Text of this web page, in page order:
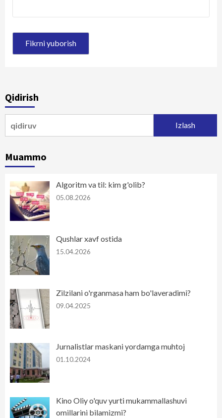
Qidirish
Muammo
Algoritm va til: kim g'olib?
05.08.2026
Qushlar xavf ostida
15.04.2026
Zilzilani o'rganmasa ham bo'laveradimi?
09.04.2025
Jurnalistlar maskani yordamga muhtoj
01.10.2024
Kino Oliy o'quv yurti mukammallashuvi
omillarini bilamizmi?